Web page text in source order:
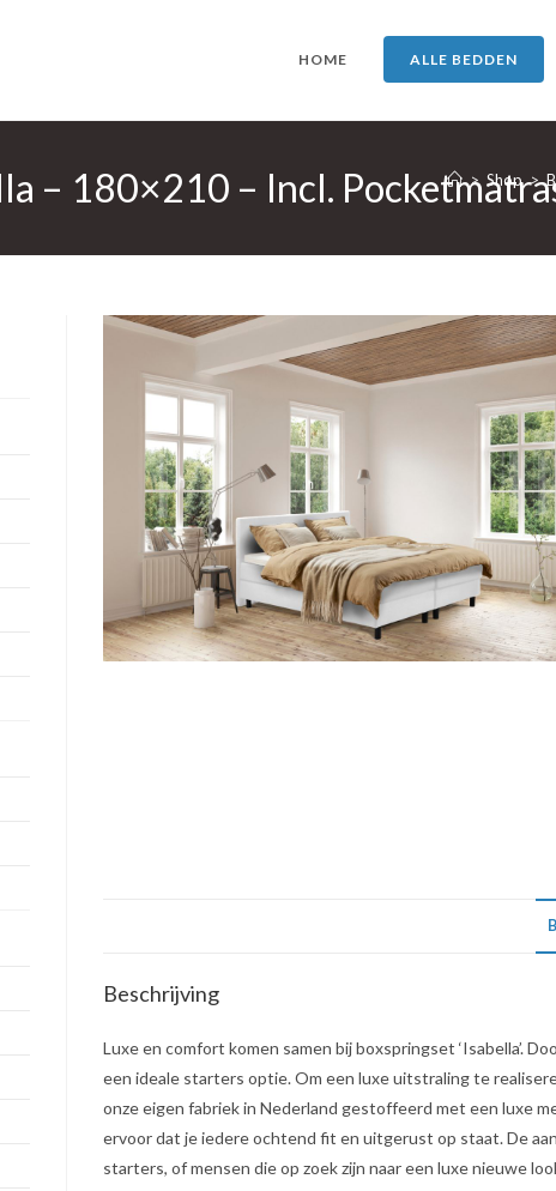
HOME ALLE BEDDEN
– 180×210 – Incl. > Shop >
Beschrijving
Luxe en comfort komen samen bij boxspringset ‘Isabella’.
een ideale starters optie. Om een luxe uitstraling te
onze eigen fabriek in Nederland gestoffeerd met een luxe
ervoor dat je iedere ochtend fit en uitgerust op staat. De
starters, of mensen die op zoek zijn naar een luxe nieuwe